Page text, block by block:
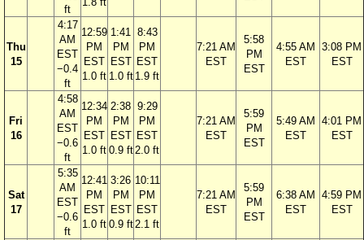
ft
Thu
15
4:17
AM
EST
−0.4
ft
12:59
PM
EST
1.0 ft
1:41
PM
EST
1.0 ft
8:43
PM
EST
1.9 ft
7:21 AM
EST
5:58
PM
EST
4:55 AM
EST
3:08 PM
EST
Fri
16
4:58
AM
EST
−0.6
ft
12:34
PM
EST
1.0 ft
2:38
PM
EST
0.9 ft
9:29
PM
EST
2.0 ft
7:21 AM
EST
5:59
PM
EST
5:49 AM
EST
4:01 PM
EST
Sat
17
5:35
AM
EST
−0.6
ft
12:41
PM
EST
1.0 ft
3:26
PM
EST
0.9 ft
10:11
PM
EST
2.1 ft
7:21 AM
EST
5:59
PM
EST
6:38 AM
EST
4:59 PM
EST